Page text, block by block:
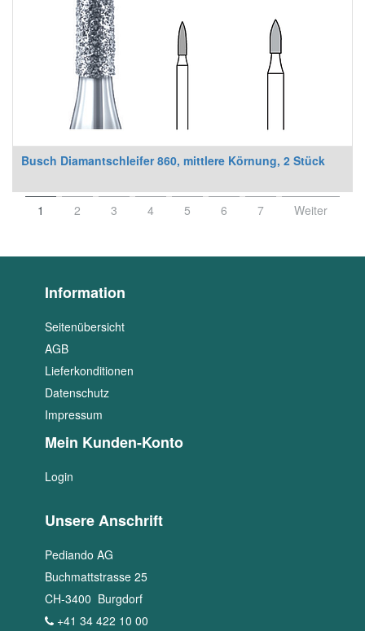
Busch Diamantschleifer 860, mittlere Körnung, 2 Stück
1 2 3 4 5 6 7 Weiter
Information
Seitenübersicht
AGB
Lieferkonditionen
Datenschutz
Impressum
Mein Kunden-Konto
Login
Unsere Anschrift
Pediando AG
Buchmattstrasse 25
CH-3400 Burgdorf
+41 34 422 10 00